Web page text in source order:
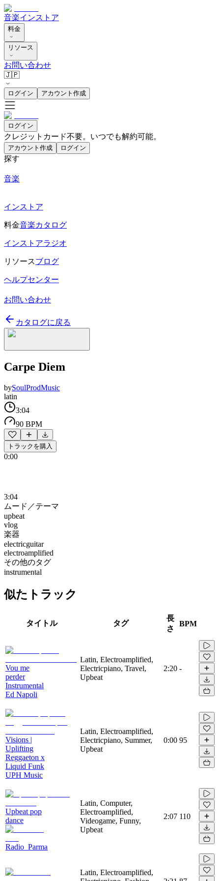
音楽インストア
料金
リソース
お問い合わせ
🇯🇵
ログイン アカウント作成
ログイン
クレジットカード不要。いつでも解約可能。
アカウント作成 ログイン
探す
音楽
インストア
料金音楽カタログ
インストアラジオ
リソースブログ
ヘルプセンター
お問い合わせ
カタログに戻る
Carpe Diem
bySoulProdMusic
latin
3:04
90 BPM
トラックを購入
0:00
3:04
ムード／テーマ
upbeat
vlog
楽器
electricguitar
electroamplified
その他のタグ
instrumental
似たトラック
タイトル タグ
長
さ
BPM
Vou me
perder
Instrumental
Ed Napoli
Latin, Electroamplified,
Electricpiano, Travel,
Upbeat
2:20 -
Visions |
Uplifting
Reggaeton x
Liquid Funk
UPH Music
Latin, Electroamplified,
Electricpiano, Summer,
Upbeat
0:00 95
Upbeat pop
dance
Radio_Parma
Latin, Computer,
Electroamplified,
Videogame, Funny,
Upbeat
2:07 110
Latin, Electroamplified,